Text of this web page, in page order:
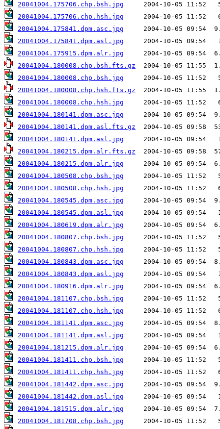
20041004.175706.chp.bsh.jpg
20041004.175706.chp.hsh.jpg
20041004.175841.dpm.asc.jpg
20041004.175841.dpm.asl.jpg
20041004.175915.dpm.alr.jpg
20041004.180008.chp.bsh.fts.gz
20041004.180008.chp.bsh.jpg
20041004.180008.chp.hsh.fts.gz
20041004.180008.chp.hsh.jpg
20041004.180141.dpm.asc.jpg
20041004.180141.dpm.asl.fts.gz
20041004.180141.dpm.asl.jpg
20041004.180215.dpm.alr.fts.gz
20041004.180215.dpm.alr.jpg
20041004.180508.chp.bsh.jpg
20041004.180508.chp.hsh.jpg
20041004.180545.dpm.asc.jpg
20041004.180545.dpm.asl.jpg
20041004.180619.dpm.alr.jpg
20041004.180807.chp.bsh.jpg
20041004.180807.chp.hsh.jpg
20041004.180843.dpm.asc.jpg
20041004.180843.dpm.asl.jpg
20041004.180916.dpm.alr.jpg
20041004.181107.chp.bsh.jpg
20041004.181107.chp.hsh.jpg
20041004.181141.dpm.asc.jpg
20041004.181141.dpm.asl.jpg
20041004.181215.dpm.alr.jpg
20041004.181411.chp.bsh.jpg
20041004.181411.chp.hsh.jpg
20041004.181442.dpm.asc.jpg
20041004.181442.dpm.asl.jpg
20041004.181515.dpm.alr.jpg
20041004.181708.chp.bsh.jpg